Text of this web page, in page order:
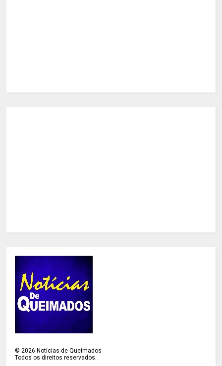
©2026 Notícias de Queimados
Todos os direitos reservados.